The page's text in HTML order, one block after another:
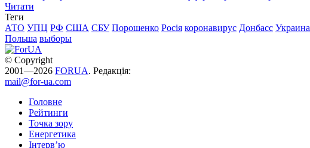
Читати
Теги
АТО УПЦ РФ США СБУ Порошенко Росія коронавирус Донбасс Украина
Польша выборы
© Copyright
2001—2026 FORUA. Редакція:
mail@for-ua.com
Головне
Рейтинги
Точка зору
Енергетика
Інтерв’ю